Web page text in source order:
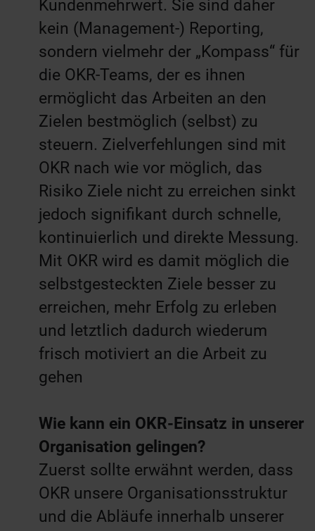
Kundenmehrwert. Sie sind daher
kein (Management-) Reporting,
sondern vielmehr der „Kompass“ für
die OKR-Teams, der es ihnen
ermöglicht das Arbeiten an den
Zielen bestmöglich (selbst) zu
steuern. Zielverfehlungen sind mit
OKR nach wie vor möglich, das
Risiko Ziele nicht zu erreichen sinkt
jedoch signifikant durch schnelle,
kontinuierlich und direkte Messung.
Mit OKR wird es damit möglich die
selbstgesteckten Ziele besser zu
erreichen, mehr Erfolg zu erleben
und letztlich dadurch wiederum
frisch motiviert an die Arbeit zu
gehen
Wie kann ein OKR-Einsatz in unserer
Organisation gelingen?
Zuerst sollte erwähnt werden, dass
OKR unsere Organisationsstruktur
und die Abläufe innerhalb unserer